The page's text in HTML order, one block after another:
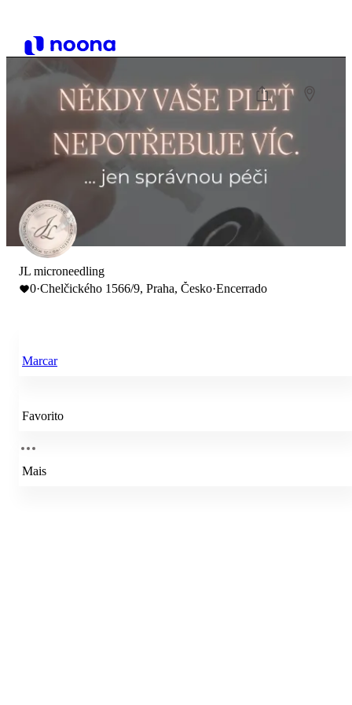
JL microneedling
0·Chelčického 1566/9, Praha, Česko·Encerrado
Marcar
Favorito
Mais